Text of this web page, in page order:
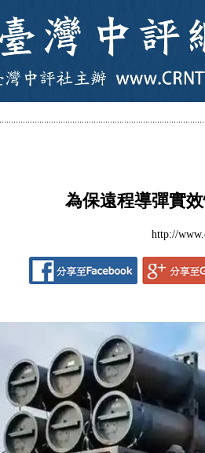
為保遠程導彈實
http://